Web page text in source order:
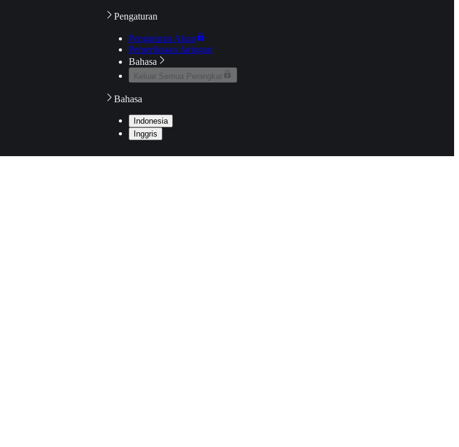
Pengaturan
Pengaturan Akun
Pemeriksaan Jaringan
Bahasa
Keluar Semua Perangkat
Bahasa
Indonesia
Inggris